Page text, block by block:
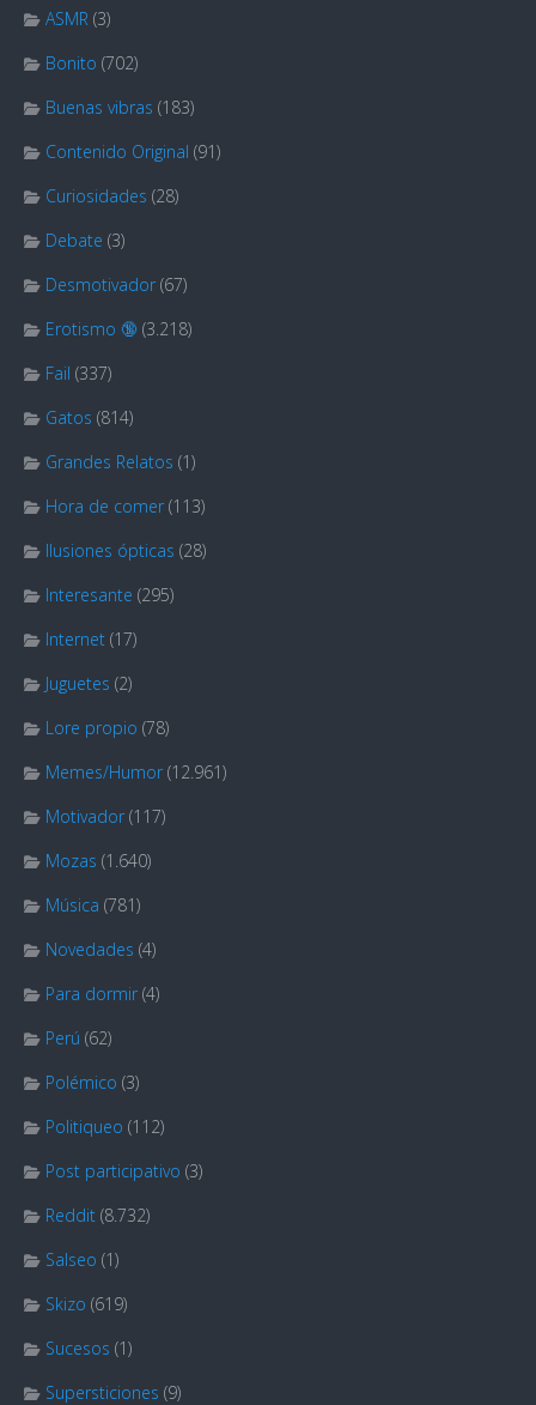
ASMR (3)
Bonito (702)
Buenas vibras (183)
Contenido Original (91)
Curiosidades (28)
Debate (3)
Desmotivador (67)
Erotismo 🔞 (3.218)
Fail (337)
Gatos (814)
Grandes Relatos (1)
Hora de comer (113)
Ilusiones ópticas (28)
Interesante (295)
Internet (17)
Juguetes (2)
Lore propio (78)
Memes/Humor (12.961)
Motivador (117)
Mozas (1.640)
Música (781)
Novedades (4)
Para dormir (4)
Perú (62)
Polémico (3)
Politiqueo (112)
Post participativo (3)
Reddit (8.732)
Salseo (1)
Skizo (619)
Sucesos (1)
Supersticiones (9)